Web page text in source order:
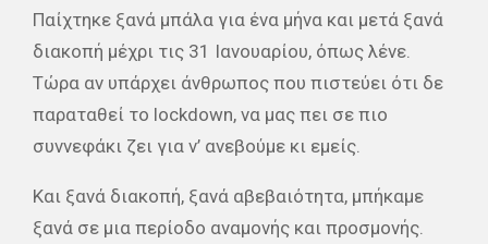
Παίχτηκε ξανά μπάλα για ένα μήνα και μετά ξανά
διακοπή μέχρι τις 31 Ιανουαρίου, όπως λένε.
Τώρα αν υπάρχει άνθρωπος που πιστεύει ότι δε
παραταθεί το lockdown, να μας πει σε πιο
συννεφάκι ζει για ν’ ανεβούμε κι εμείς.
Και ξανά διακοπή, ξανά αβεβαιότητα, μπήκαμε
ξανά σε μια περίοδο αναμονής και προσμονής.